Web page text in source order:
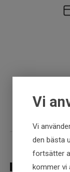
Vi
Vi
den bästa
fortsätter
kommer vi